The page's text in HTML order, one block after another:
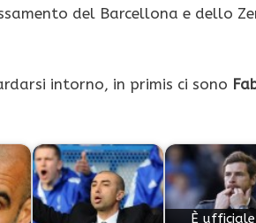
del Barcellona e dello
intorno, in primis ci sono
È